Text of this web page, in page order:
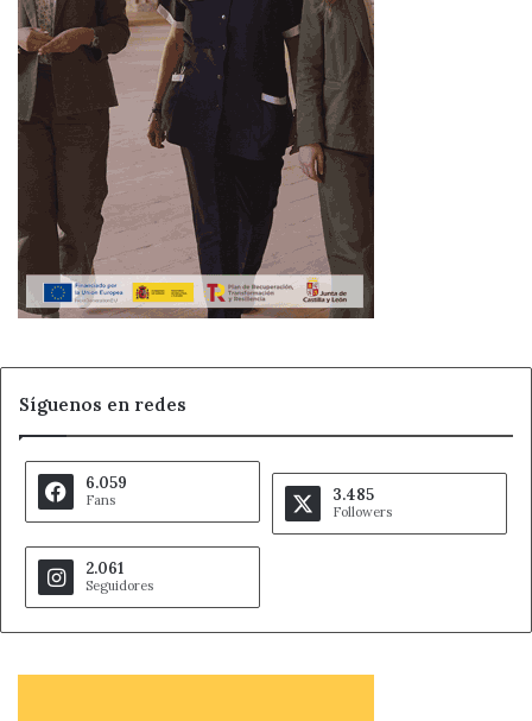
Síguenos en redes
6.059
Fans 3.485
Followers
2.061
Seguidores